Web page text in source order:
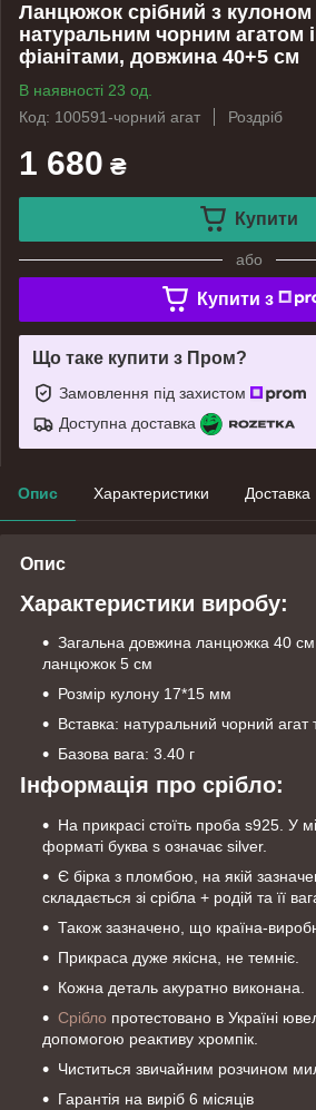
Ланцюжок срібний з
натуральним чорним агатом
фіанітами, довжина 40+5 см
В наявності 23 од.
Код: 100591-чорний агат
Роздріб
1 680 ₴
Купити
або
Купити з
Що таке купити з Пром?
Замовлення під захистом
Доступна доставка
Опис Характеристики Доставка
Опис
Характеристики виробу:
Загальна довжина ланцюжка 40
ланцюжок 5 см
Розмір кулону 17*15 мм
Вставка: натуральний чорний агат
Базова вага: 3.40 г
Інформація про срібло:
На прикрасі стоїть проба s925. У
форматі буква s означає silver.
Є бірка з пломбою, на якій
складається зі срібла + родій та її
Також зазначено, що країна-
Прикраса дуже якісна, не темніє.
Кожна деталь акуратно виконана.
Срібло протестовано в Україні
допомогою реактиву хромпік.
Чиститься звичайним розчином
Гарантія на виріб 6 місяців